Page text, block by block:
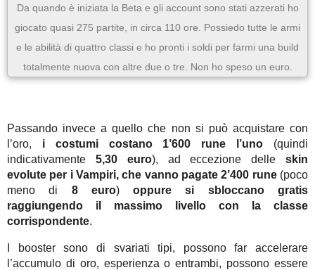
Da quando è iniziata la Beta e gli account sono stati azzerati ho
giocato quasi 275 partite, in circa 110 ore. Possiedo tutte le armi
e le abilità di quattro classi e ho pronti i soldi per farmi una build
totalmente nuova con altre due o tre. Non ho speso un euro.
Passando invece a quello che non si può acquistare con
l’oro, i costumi costano 1’600 rune l’uno (quindi
indicativamente 5,30 euro), ad eccezione delleskin
evolute per i Vampiri, che vanno pagate 2’400 rune(poco
meno di 8 euro)oppure si sbloccano gratis
raggiungendo il massimo livello con la classe
corrispondente.
I booster sono di svariati tipi, possono far accelerare
l’accumulo di oro, esperienza o entrambi, possono essere